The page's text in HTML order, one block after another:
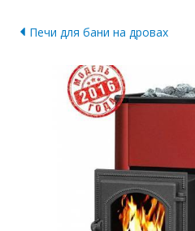
Печи для бани на дровах